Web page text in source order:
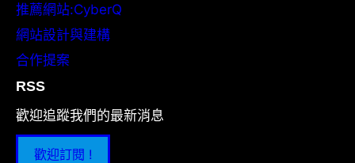
推薦網站:CyberQ
網站設計與建構
合作提案
RSS
歡迎追蹤我們的最新消息
歡迎訂閱 !